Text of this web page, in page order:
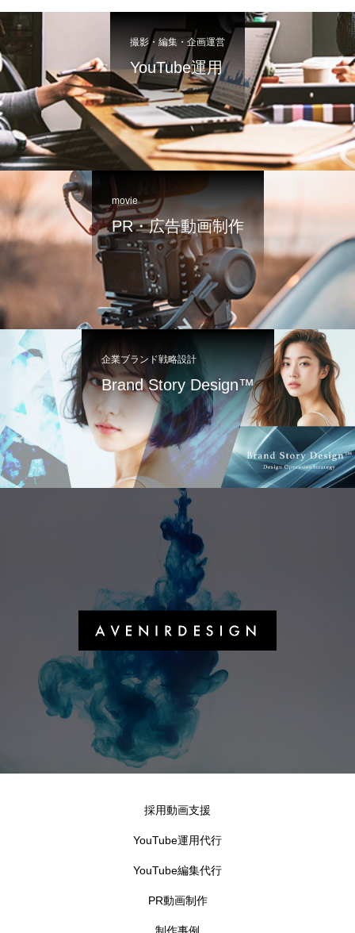
撮影・編集・企画運営
YouTube運用
movie
PR・広告動画制作
企業ブランド戦略設計
Brand Story Design™
採用動画支援
YouTube運用代行
YouTube編集代行
PR動画制作